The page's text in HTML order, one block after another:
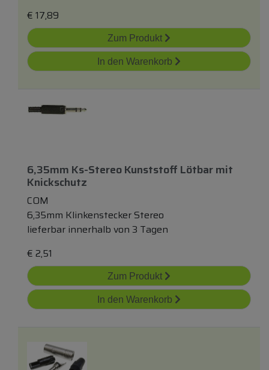
€ 17,89
Zum Produkt
In den Warenkorb
6,35mm Ks-Stereo Kunststoff Lötbarmit
Knickschutz
COM
6,35mm Klinkenstecker Stereo
lieferbar innerhalb von 3 Tagen
€ 2,51
Zum Produkt
In den Warenkorb